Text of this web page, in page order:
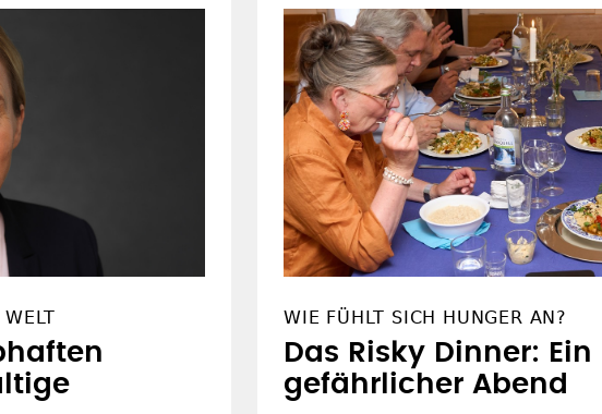
WIE FÜHLT SICH HUNGER AN?
Das Risky Dinner: Ein
gefährlicher Abend